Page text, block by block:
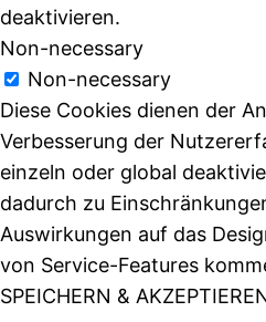
deaktivieren.
Non-necessary
Non-necessary
Diese Cookies dienen der
Verbesserung der
einzeln oder global
dadurch zu
Auswirkungen auf das
von Service-Features
SPEICHERN &